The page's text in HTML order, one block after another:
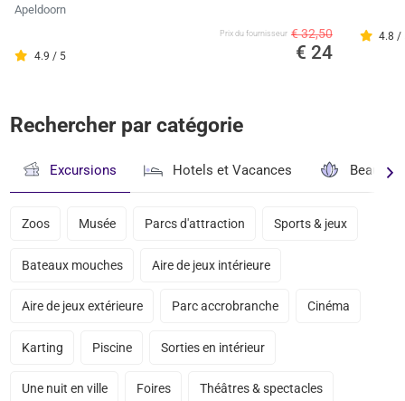
Apeldoorn
4.9 / 5
Prix ​​du fournisseur € 32,50
€ 24
4.8 /
Rechercher par catégorie
Excursions Hotels et Vacances Beauté
Zoos Musée Parcs d'attraction Sports & jeux
Bateaux mouches Aire de jeux intérieure
Aire de jeux extérieure Parc accrobranche Cinéma
Karting Piscine Sorties en intérieur
Une nuit en ville Foires Théâtres & spectacles